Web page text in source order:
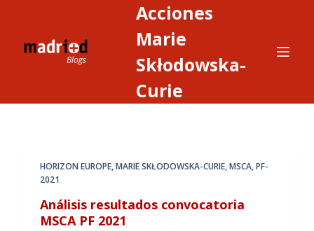
r
Acciones
Marie
Skłodowska-
Curie
HORIZON EUROPE,MARIE SKŁODOWSKA-CURIE,MSCA,PF-
2021
Análisis resultados convocatoria
MSCA PF 2021